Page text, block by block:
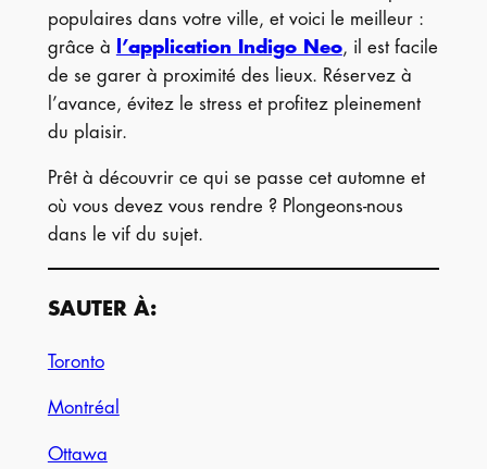
populaires dans votre ville, et voici le meilleur :
grâce à
l’application Indigo Neo, il est facile
de se garer à proximité des lieux. Réservez à
l’avance, évitez le stress et profitez pleinement
du plaisir.
Prêt à découvrir ce qui se passe cet automne et
où vous devez vous rendre ? Plongeons-nous
dans le vif du sujet.
SAUTER À:
Toronto
Montréal
Ottawa